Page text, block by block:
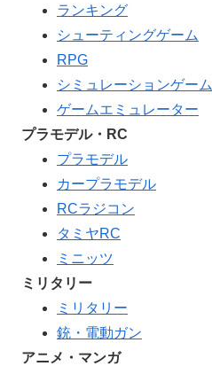
ランキング
シューティングゲーム
RPG
シミュレーションゲーム
ゲームエミュレーター
プラモデル・RC
プラモデル
カープラモデル
RCラジコン
タミヤRC
ミニッツ
ミリタリー
ミリタリー
銃・電動ガン
アニメ・マンガ